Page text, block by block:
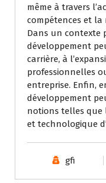
même à travers
compétences et la
Dans un contexte
développement
carrière, à
professionnelles
entreprise. Enfin,
développement
notions telles que
et technologique
gfi